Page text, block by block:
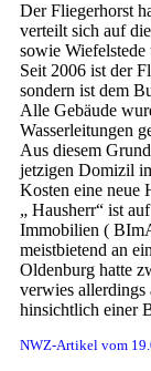
Der Fliegerhorst
verteilt sich auf
sowie
Seit 2006 ist der
sondern ist dem
Alle Gebäude
Wasserleitungen
Aus diesem
jetzigen Domizil
Kosten eine neue
„ Hausherr“ ist
Immobilien (
meistbietend an
Oldenburg hatte
verwies allerdings
hinsichtlich einer
NWZ-Artikel vom